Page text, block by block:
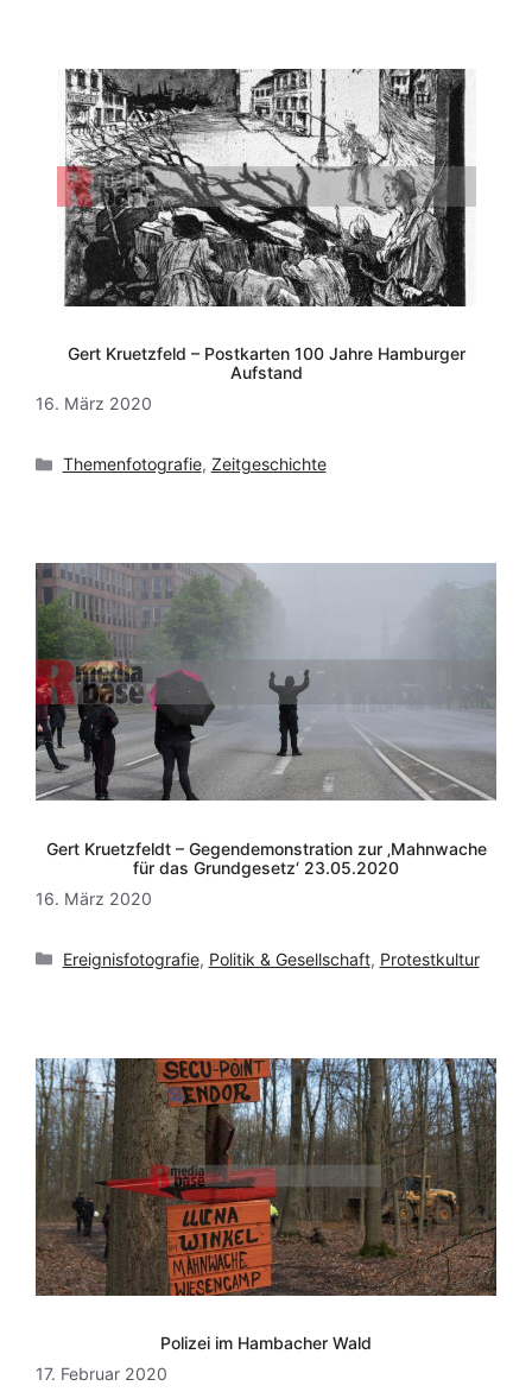
Gert Kruetzfeld – Postkarten 100 Jahre Hamburger
Aufstand
16. März 2020
Kategorien
Themenfotografie, Zeitgeschichte
Gert Kruetzfeldt – Gegendemonstration zur ‚Mahnwache
für das Grundgesetz‘ 23.05.2020
16. März 2020
Kategorien
Ereignisfotografie, Politik & Gesellschaft, Protestkultur
Polizei im Hambacher Wald
17. Februar 2020